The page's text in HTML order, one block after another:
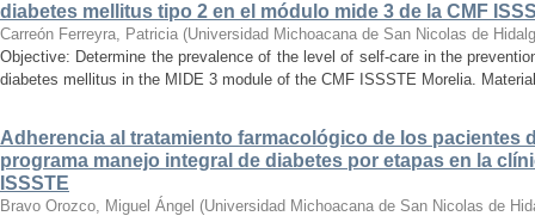
diabetes mellitus tipo 2 en el módulo mide 3 de la CMF
Carreón Ferreyra, Patricia (Universidad Michoacana de San Nicolas de
Objective: Determine the prevalence of the level of self-care in the
diabetes mellitus in the MIDE 3 module of the CMF ISSSTE Morelia.
Adherencia al tratamiento farmacológico de los pacientes
programa manejo integral de diabetes por etapas en la
ISSSTE
Bravo Orozco, Miguel Ángel (Universidad Michoacana de San Nicolas de